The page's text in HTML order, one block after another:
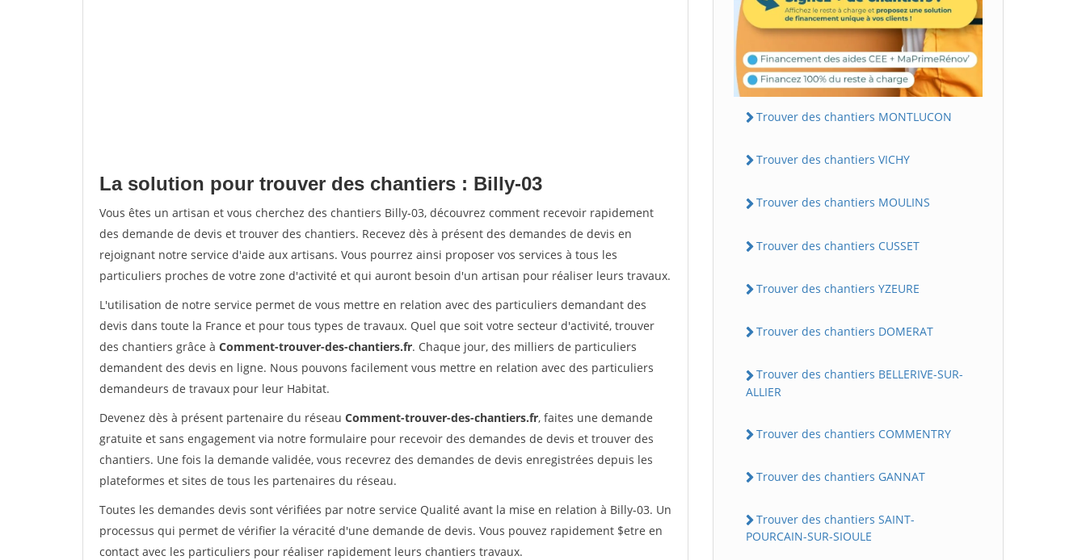
La solution pour trouver des chantiers : Billy-03
Vous êtes un artisan et vous cherchez des chantiers Billy-03, découvrez comment recevoir rapidement
des demande de devis et trouver des chantiers. Recevez dès à présent des demandes de devis en
rejoignant notre service d'aide aux artisans. Vous pourrez ainsi proposer vos services à tous les
particuliers proches de votre zone d'activité et qui auront besoin d'un artisan pour réaliser leurs travaux.
L'utilisation de notre service permet de vous mettre en relation avec des particuliers demandant des
devis dans toute la France et pour tous types de travaux. Quel que soit votre secteur d'activité, trouver
des chantiers grâce à Comment-trouver-des-chantiers.fr. Chaque jour, des milliers de particuliers
demandent des devis en ligne. Nous pouvons facilement vous mettre en relation avec des particuliers
demandeurs de travaux pour leur Habitat.
Devenez dès à présent partenaire du réseau Comment-trouver-des-chantiers.fr, faites une demande
gratuite et sans engagement via notre formulaire pour recevoir des demandes de devis et trouver des
chantiers. Une fois la demande validée, vous recevrez des demandes de devis enregistrées depuis les
plateformes et sites de tous les partenaires du réseau.
Toutes les demandes devis sont vérifiées par notre service Qualité avant la mise en relation à Billy-03. Un
processus qui permet de vérifier la véracité d'une demande de devis. Vous pouvez rapidement $etre en
contact avec les particuliers pour réaliser rapidement leurs chantiers travaux.
Trouver des chantiers MONTLUCON
Trouver des chantiers VICHY
Trouver des chantiers MOULINS
Trouver des chantiers CUSSET
Trouver des chantiers YZEURE
Trouver des chantiers DOMERAT
Trouver des chantiers BELLERIVE-SUR-
ALLIER
Trouver des chantiers COMMENTRY
Trouver des chantiers GANNAT
Trouver des chantiers SAINT-
POURCAIN-SUR-SIOULE